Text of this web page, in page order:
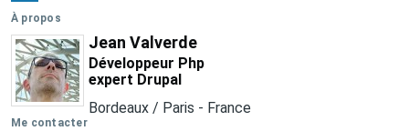
8
/
9
À propos
Jean Valverde
Développeur Php
expert Drupal
Bordeaux / Paris - France
Me contacter